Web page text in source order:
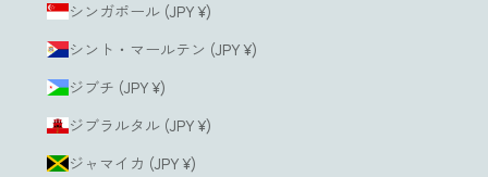
シンガポール (JPY ¥)
シント・マールテン (JPY ¥)
ジブチ (JPY ¥)
ジブラルタル (JPY ¥)
ジャマイカ (JPY ¥)